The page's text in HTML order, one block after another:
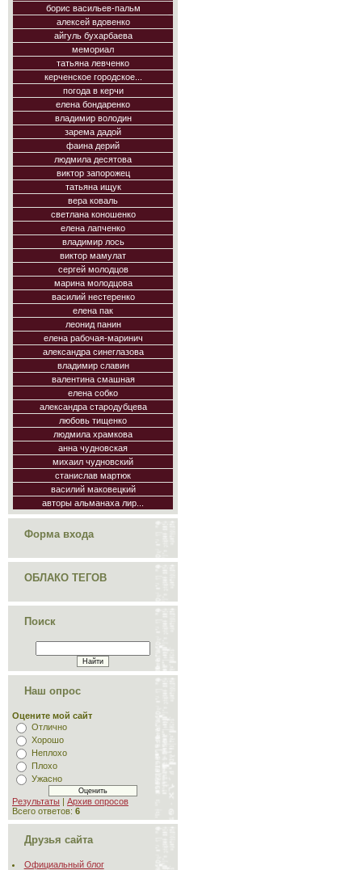
борис васильев-пальм
алексей вдовенко
айгуль бухарбаева
мемориал
татьяна левченко
керченское городское...
погода в керчи
елена бондаренко
владимир володин
зарема дадой
фаина дерий
людмила десятова
виктор запорожец
татьяна ищук
вера коваль
светлана коношенко
елена лапченко
владимир лось
виктор мамулат
сергей молодцов
марина молодцова
василий нестеренко
елена пак
леонид панин
елена рабочая-маринич
александра синеглазова
владимир славин
валентина смашная
елена собко
александра стародубцева
любовь тищенко
людмила храмкова
анна чудновская
михаил чудновский
станислав мартюк
василий маковецкий
авторы альманаха лир...
Форма входа
ОБЛАКО ТЕГОВ
Поиск
Наш опрос
Оцените мой сайт
Отлично
Хорошо
Неплохо
Плохо
Ужасно
Результаты | Архив опросов
Всего ответов: 6
Друзья сайта
Официальный блог